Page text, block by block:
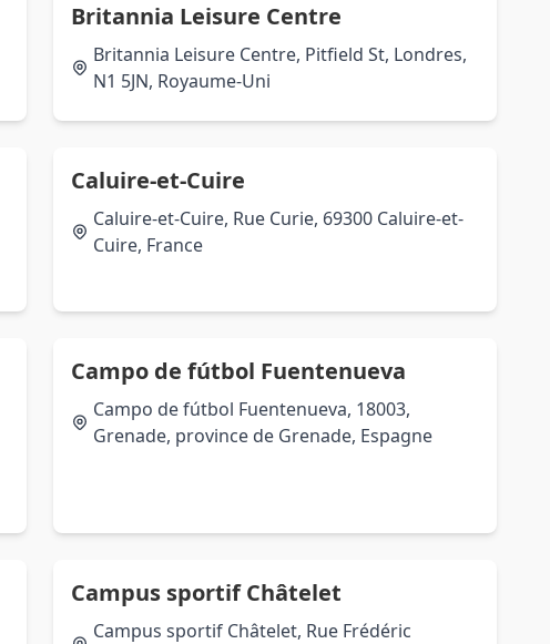
Britannia Leisure Centre
Britannia Leisure Centre, Pitfield St, Londres,
N1 5JN, Royaume-Uni
Caluire-et-Cuire
Caluire-et-Cuire, Rue Curie, 69300 Caluire-et-
Cuire, France
Campo de fútbol Fuentenueva
Campo de fútbol Fuentenueva, 18003,
Grenade, province de Grenade, Espagne
Campus sportif Châtelet
Campus sportif Châtelet, Rue Frédéric